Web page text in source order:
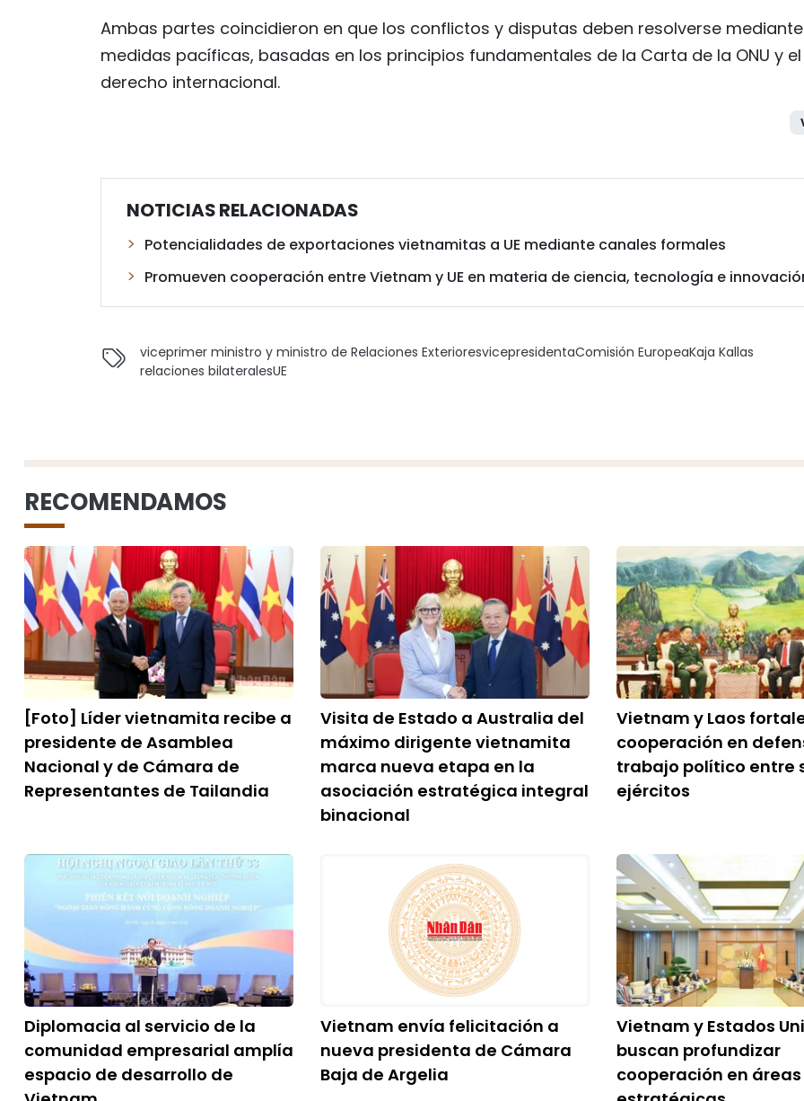
Ambas partes coincidieron en que los conflictos y disputas deben resolverse mediante
medidas pacíficas, basadas en los principios fundamentales de la Carta de la ONU y el
derecho internacional.
NOTICIAS RELACIONADAS
Potencialidades de exportaciones vietnamitas a UE mediante canales formales
Promueven cooperación entre Vietnam y UE en materia de ciencia, tecnología e
viceprimer ministro y ministro de Relaciones ExterioresvicepresidentaComisión EuropeaKaja Kallas
relaciones bilateralesUE
RECOMENDAMOS
[Foto] Líder vietnamita recibe a
presidente de Asamblea
Nacional y de Cámara de
Representantes de Tailandia
Visita de Estado a Australia del
máximo dirigente vietnamita
marca nueva etapa en la
asociación estratégica integral
binacional
Vietnam y Laos
cooperación en
trabajo político entre
ejércitos
Diplomacia al servicio de la
comunidad empresarial amplía
espacio de desarrollo de
Vietnam envía felicitación a
nueva presidenta de Cámara
Baja de Argelia
Vietnam y Estados
buscan profundizar
cooperación en áreas